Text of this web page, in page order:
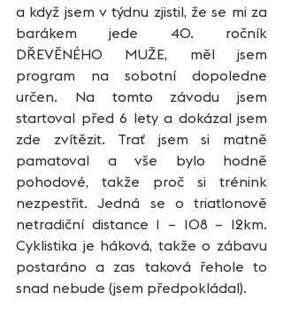
a když jsem v týdnu zjistil, že se mi za
barákem jede 40. ročník
DŘEVĚNÉHO MUŽE, měl jsem
program na sobotní dopoledne
určen. Na tomto závodu jsem
startoval před 6 lety a dokázal jsem
zde zvítězit. Trať jsem si matně
pamatoval a vše bylo hodně
pohodové, takže proč si trénink
nezpestřit. Jedná se o triatlonově
netradiční distance 1 – 108 – 12km.
Cyklistika je háková, takže o zábavu
postaráno a zas taková řehole to
snad nebude (jsem předpokládal).